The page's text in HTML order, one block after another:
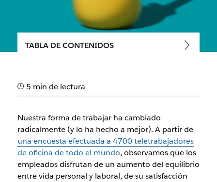
digital más inclusivo con
Slack
Consejos para ayudar a los empleados a sentirse como en
casa, trabajen desde donde trabajen
TABLA DE CONTENIDOS
5 min de lectura
Nuestra forma de trabajar ha cambiado
radicalmente (y lo ha hecho a mejor). A partir de
una encuesta efectuada a 4700 teletrabajadores
de oficina de todo el mundo, observamos que los
empleados disfrutan de un aumento del equilibrio
entre vida personal y laboral, de su satisfacción